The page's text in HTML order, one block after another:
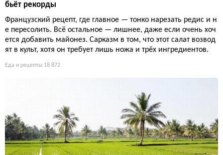
бьёт рекорды
Французский рецепт, где главное — тонко нарезать редис и н
е пересолить. Всё остальное — лишнее, даже если очень хоч
ется добавить майонез. Сарказм в том, что этот салат возвод
ят в культ, хотя он требует лишь ножа и трёх ингредиентов.
Еда и рецепты 18 872